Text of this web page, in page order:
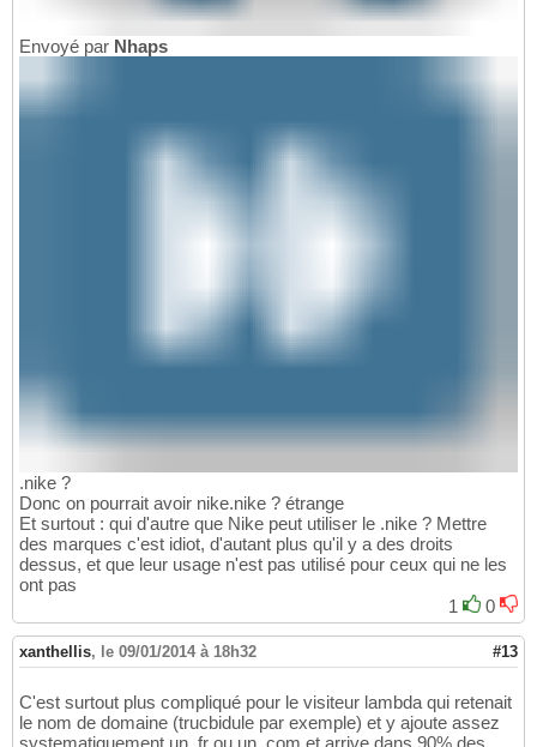
Envoyé par Nhaps
.nike ?
Donc on pourrait avoir nike.nike ? étrange
Et surtout : qui d'autre que Nike peut utiliser le .nike ? Mettre
des marques c'est idiot, d'autant plus qu'il y a des droits
dessus, et que leur usage n'est pas utilisé pour ceux qui ne les
ont pas
1
0
xanthellis, le 09/01/2014 à 18h32 #13
C'est surtout plus compliqué pour le visiteur lambda qui retenait
le nom de domaine (trucbidule par exemple) et y ajoute assez
systematiquement un .fr ou un .com et arrive dans 90% des